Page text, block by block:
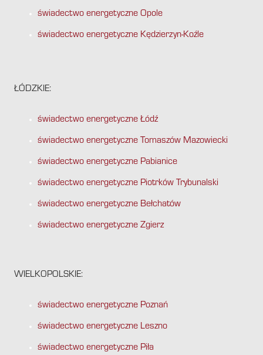
świadectwo energetyczne Opole
świadectwo energetyczne Kędzierzyn-Koźle
ŁÓDZKIE:
świadectwo energetyczne Łódź
świadectwo energetyczne Tomaszów Mazowiecki
świadectwo energetyczne Pabianice
świadectwo energetyczne Piotrków Trybunalski
świadectwo energetyczne Bełchatów
świadectwo energetyczne Zgierz
WIELKOPOLSKIE:
świadectwo energetyczne Poznań
świadectwo energetyczne Leszno
świadectwo energetyczne Piła